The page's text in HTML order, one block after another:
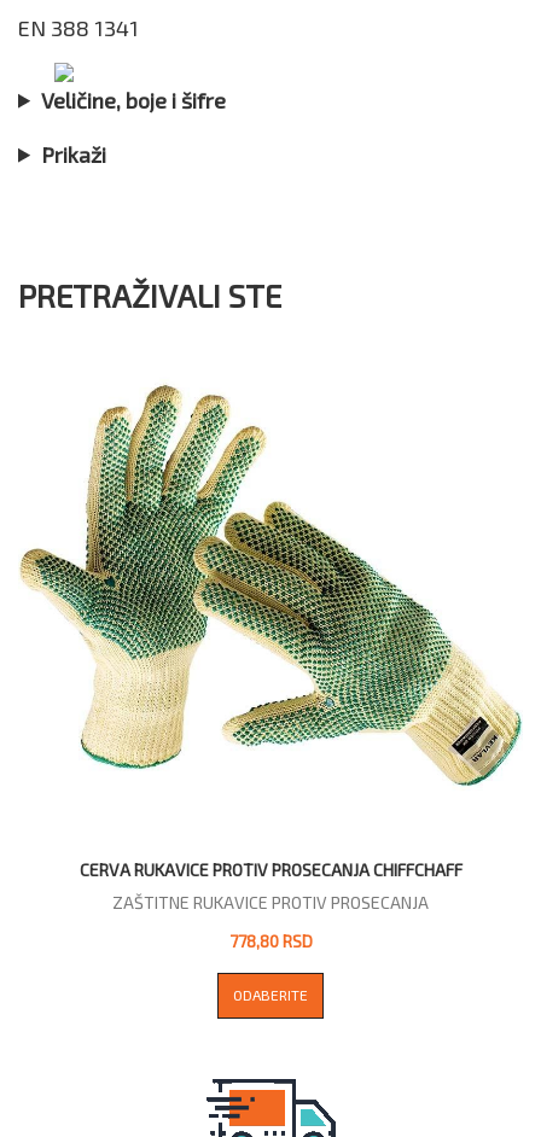
EN 388 1341
Veličine, boje i šifre
Prikaži
PRETRAŽIVALI STE
CERVA RUKAVICE PROTIV PROSECANJA CHIFFCHAFF
ZAŠTITNE RUKAVICE PROTIV PROSECANJA
778,80 RSD
ODABERITE